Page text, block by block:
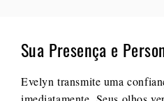
Sua Presença e
Evelyn transmite uma